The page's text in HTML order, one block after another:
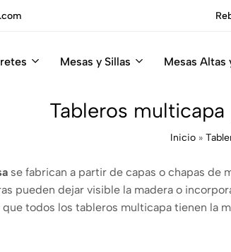
Mesas y Sillas Mesas Altas
Tableros
Inicio »
se fabrican a partir de capas o chapas de
pueden dejar visible la madera o
todos los tableros multicapa tienen la